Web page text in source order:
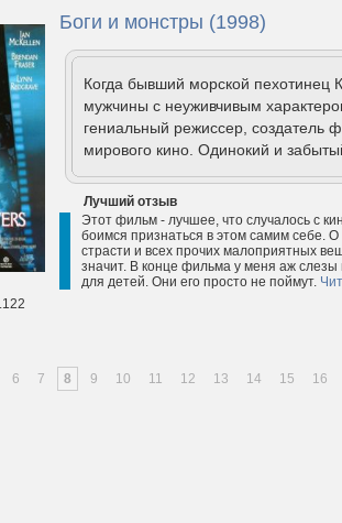
Боги и монстры (1998)
Когда бывший морской пехотинец
мужчины с неуживчивым
гениальный режиссер,
мирового кино. Одинокий и
Лучший отзыв
Этот фильм - лучшее, что случалось с
боимся признаться в этом самим себе.
страсти и всех прочих малоприятных
значит. В конце фильма у меня аж
для детей. Они его просто не поймут.
6 7 8 9 10 11 12 13 14 15 16